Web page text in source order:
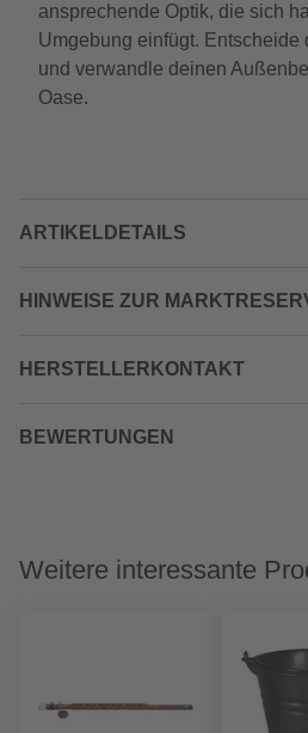
ansprechende Optik, die sich
Umgebung einfügt. Entscheide
und verwandle deinen
Oase.
ARTIKELDETAILS
HINWEISE ZUR
HERSTELLERKONTAKT
BEWERTUNGEN
Weitere interessante